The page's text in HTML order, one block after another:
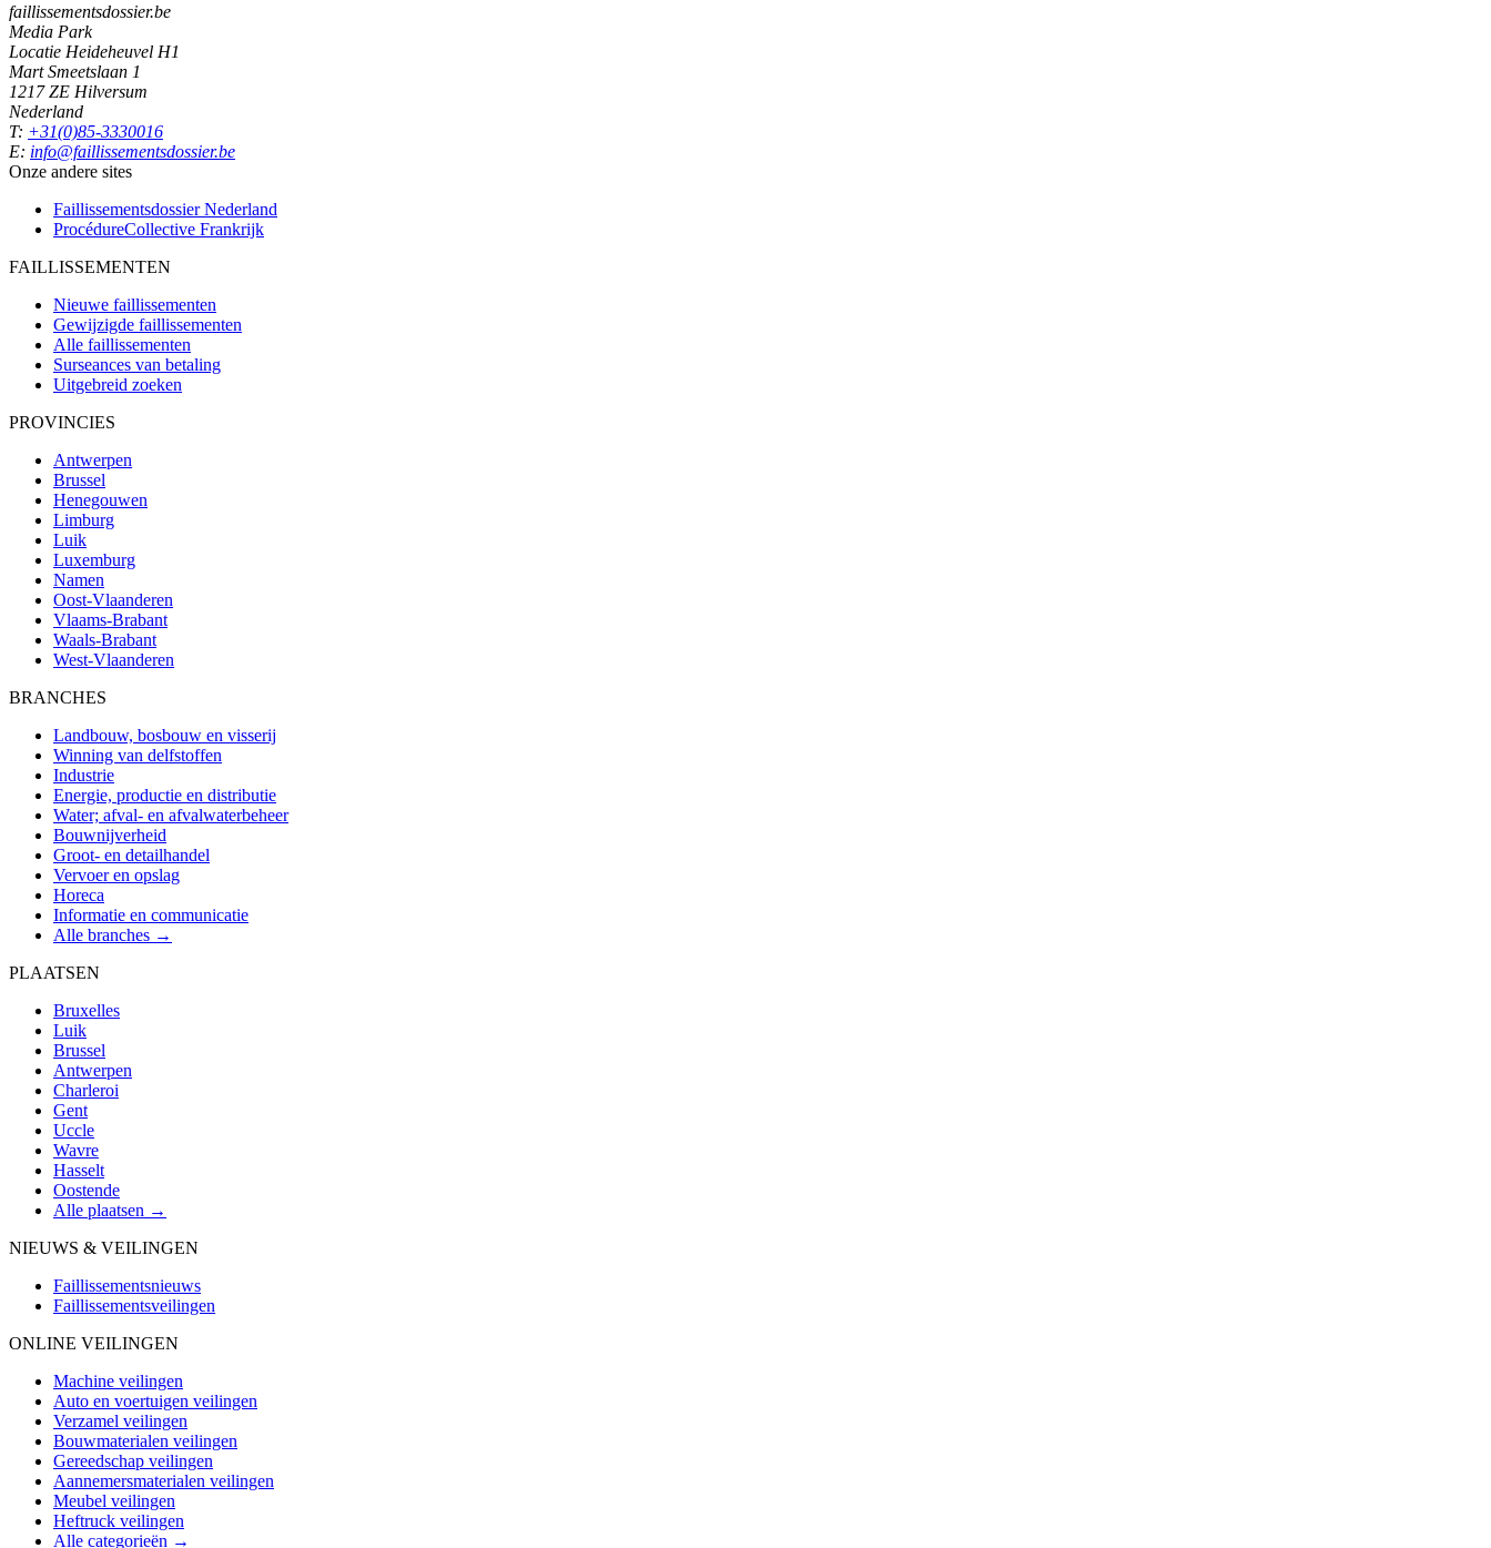
faillissementsdossier.be
Media Park
Locatie Heideheuvel H1
Mart Smeetslaan 1
1217 ZE Hilversum
Nederland
T: +31(0)85-3330016
E: info@faillissementsdossier.be
Onze andere sites
Faillissementsdossier Nederland
ProcédureCollective Frankrijk
FAILLISSEMENTEN
Nieuwe faillissementen
Gewijzigde faillissementen
Alle faillissementen
Surseances van betaling
Uitgebreid zoeken
PROVINCIES
Antwerpen
Brussel
Henegouwen
Limburg
Luik
Luxemburg
Namen
Oost-Vlaanderen
Vlaams-Brabant
Waals-Brabant
West-Vlaanderen
BRANCHES
Landbouw, bosbouw en visserij
Winning van delfstoffen
Industrie
Energie, productie en distributie
Water; afval- en afvalwaterbeheer
Bouwnijverheid
Groot- en detailhandel
Vervoer en opslag
Horeca
Informatie en communicatie
Alle branches →
PLAATSEN
Bruxelles
Luik
Brussel
Antwerpen
Charleroi
Gent
Uccle
Wavre
Hasselt
Oostende
Alle plaatsen →
NIEUWS & VEILINGEN
Faillissementsnieuws
Faillissementsveilingen
ONLINE VEILINGEN
Machine veilingen
Auto en voertuigen veilingen
Verzamel veilingen
Bouwmaterialen veilingen
Gereedschap veilingen
Aannemersmaterialen veilingen
Meubel veilingen
Heftruck veilingen
Alle categorieën →